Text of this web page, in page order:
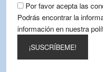
Por favor acepta las
Podrás encontrar la
información en nuestra